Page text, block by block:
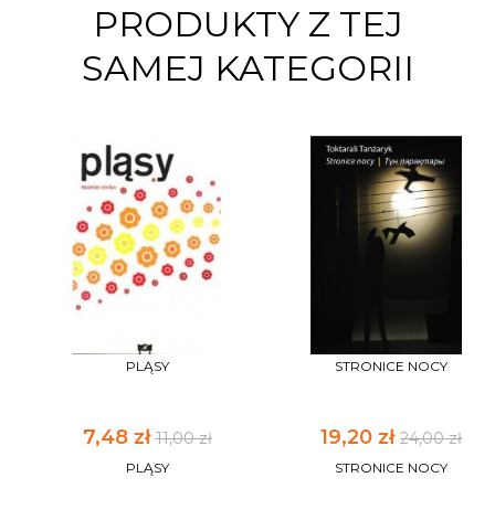
PRODUKTY Z TEJ
SAMEJ KATEGORII
PLĄSY
7,48 zł11,00 zł
PLĄSY
STRONICE NOCY
19,20 zł 24,00 zł
STRONICE NOCY